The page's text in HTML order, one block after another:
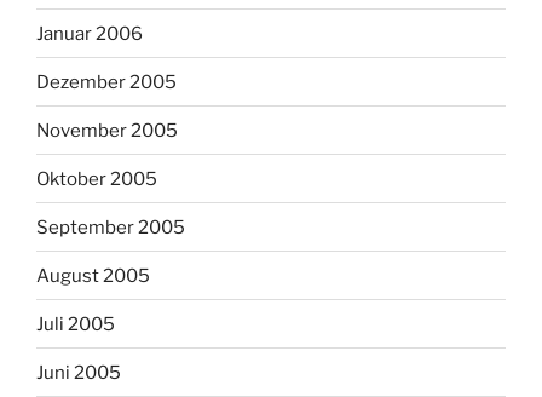
Januar 2006
Dezember 2005
November 2005
Oktober 2005
September 2005
August 2005
Juli 2005
Juni 2005